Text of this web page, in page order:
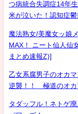
つ病統合失調症14年
米が泣いた！認知症
魔法熟女/美魔女ッ娘
MAX！ ニート仙人仙
まとめ速報Z)]
乙女系腐男子のオカ
逆襲！！ 極道のオカ
タダッフル！ネトゲ